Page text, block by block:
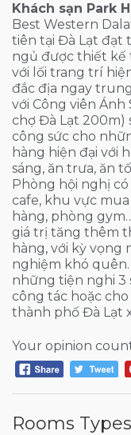
Khách sạn Park
Best Western
tiên tại Đà Lạt đạt
ngủ được thiết kế
với lối trang trí
đắc địa ngay
với Công viên Ánh
chợ Đà Lạt 200m)
công sức cho
hàng hiện đại với
sáng, ăn trưa, ăn
Phòng hội nghị
cafe, khu vực
hàng, phòng
giá trị tăng thêm
hàng, với kỳ vọng
nghiệm khó
những tiện nghi 3
công tác hoặc
thành phố Đà Lạt
Your opinion
Rooms Types